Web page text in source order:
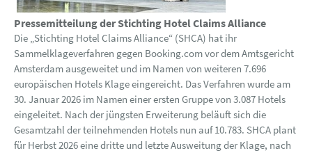
Pressemitteilung der Stichting Hotel Claims Alliance
Die „Stichting Hotel Claims Alliance“ (SHCA) hat ihr
Sammelklageverfahren gegen Booking.com vor dem Amtsgericht
Amsterdam ausgeweitet und im Namen von weiteren 7.696
europäischen Hotels Klage eingereicht. Das Verfahren wurde am
30. Januar 2026 im Namen einer ersten Gruppe von 3.087 Hotels
eingeleitet. Nach der jüngsten Erweiterung beläuft sich die
Gesamtzahl der teilnehmenden Hotels nun auf 10.783. SHCA plant
für Herbst 2026 eine dritte und letzte Ausweitung der Klage, nach